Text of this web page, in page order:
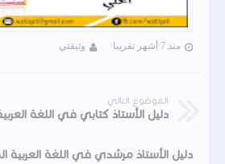
منذ 7 أشهر تقريبا وثيقتي
الموضوع التالي